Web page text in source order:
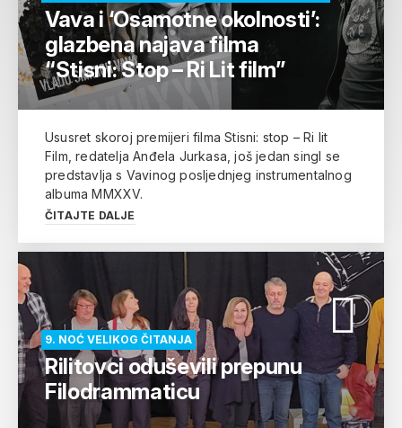
Vava i ‘Osamotne okolnosti’:
glazbena najava filma
“Stisni: Stop – Ri Lit film”
Ususret skoroj premijeri filma Stisni: stop – Ri lit
Film, redatelja Anđela Jurkasa, još jedan singl se
predstavlja s Vavinog posljednjeg instrumentalnog
albuma MMXXV.
ČITAJTE DALJE
9. NOĆ VELIKOG ČITANJA
Rilitovci oduševili prepunu
Filodrammaticu